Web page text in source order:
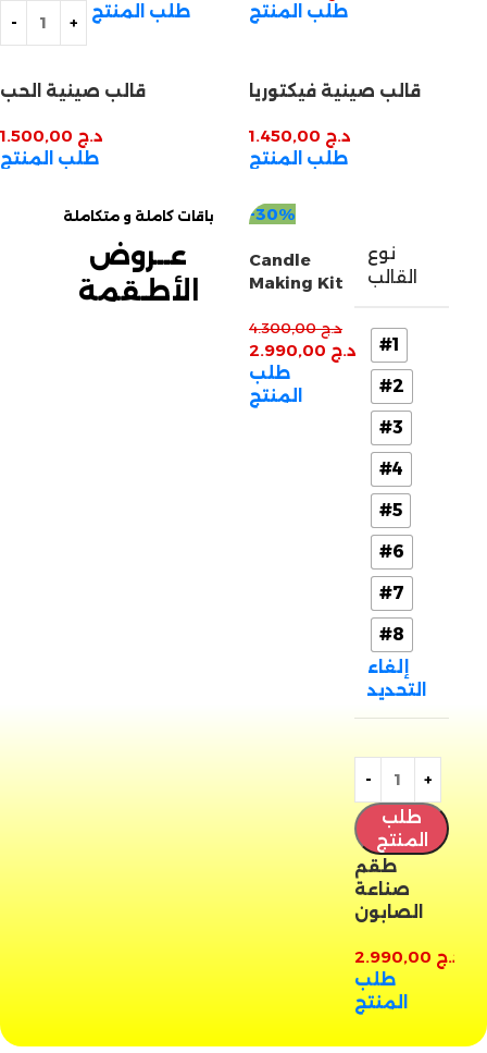
طلب المنتج طلب المنتج
قالب صينية الحب
د.ج
طلب المنتج
قالب صينية فيكتوريا
د.ج
طلب المنتج
باقات كاملة و متكاملة
عــروض
الأطـقمة
-30%
Candle
Making Kit
د.ج4.300,00
د.ج
طلب
المنتج
نوع
القالب
#1
#2
#3
#4
#5
#6
#7
#8
إلغاء
التحديد
طلب
المنتج
طقم
صناعة
الصابون
د.ج
طلب
المنتج